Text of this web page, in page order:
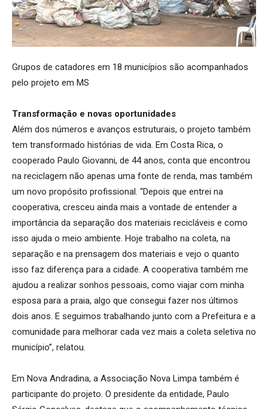
Grupos de catadores em 18 municípios são acompanhados
pelo projeto em MS
Transformação e novas oportunidades
Além dos números e avanços estruturais, o projeto também
tem transformado histórias de vida. Em Costa Rica, o
cooperado Paulo Giovanni, de 44 anos, conta que encontrou
na reciclagem não apenas uma fonte de renda, mas também
um novo propósito profissional. “Depois que entrei na
cooperativa, cresceu ainda mais a vontade de entender a
importância da separação dos materiais recicláveis e como
isso ajuda o meio ambiente. Hoje trabalho na coleta, na
separação e na prensagem dos materiais e vejo o quanto
isso faz diferença para a cidade. A cooperativa também me
ajudou a realizar sonhos pessoais, como viajar com minha
esposa para a praia, algo que consegui fazer nos últimos
dois anos. E seguimos trabalhando junto com a Prefeitura e a
comunidade para melhorar cada vez mais a coleta seletiva no
município”, relatou.
Em Nova Andradina, a Associação Nova Limpa também é
participante do projeto. O presidente da entidade, Paulo